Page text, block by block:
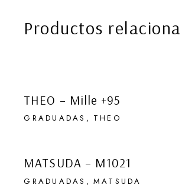
Productos
THEO – Mille +95
GRADUADAS THEO
MATSUDA – M1021
GRADUADAS MATSUDA
EN NUESTRA
DE LUGARES
VIAJES, DE OBJETOS